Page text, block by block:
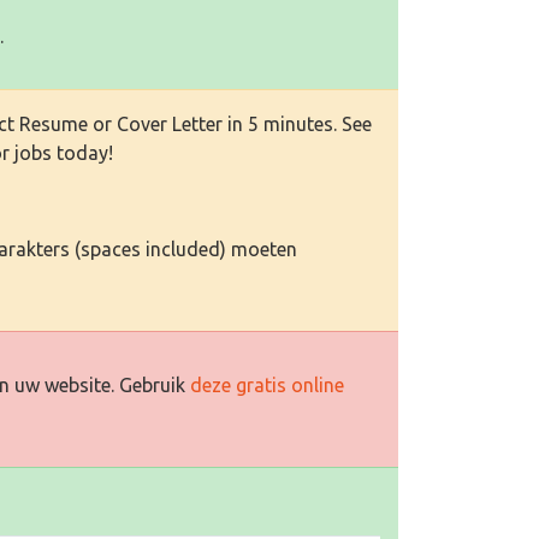
Resume or Cover Letter in 5 minutes. See
jobs today!
(spaces included) moeten
uw website. Gebruik deze gratis online